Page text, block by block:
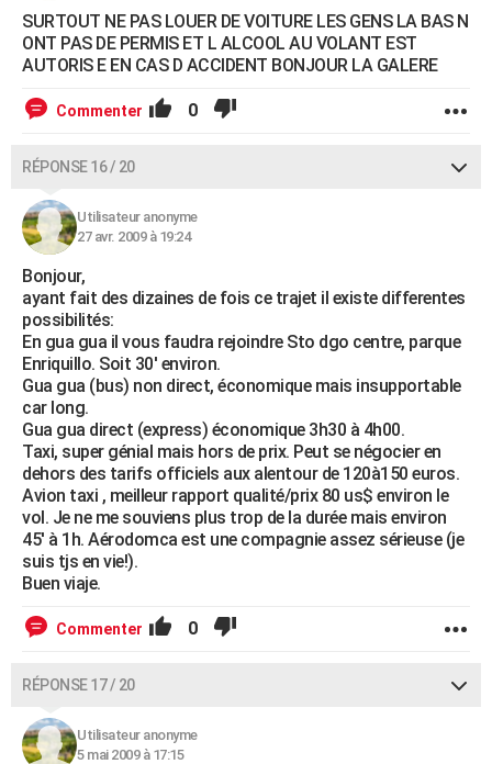
SURTOUT NE PAS LOUER DE VOITURE LES GENS LA BAS N
ONT PAS DE PERMIS ET L ALCOOL AU VOLANT EST
AUTORIS E EN CAS D ACCIDENT BONJOUR LA GALERE
Commenter 0
RÉPONSE 16 / 20
Utilisateur anonyme
27 avr. 2009 à 19:24
Bonjour,
ayant fait des dizaines de fois ce trajet il existe differentes
possibilités:
En gua gua il vous faudra rejoindre Sto dgo centre, parque
Enriquillo. Soit 30' environ.
Gua gua (bus) non direct, économique mais insupportable
car long.
Gua gua direct (express) économique 3h30 à 4h00.
Taxi, super génial mais hors de prix. Peut se négocier en
dehors des tarifs officiels aux alentour de 120à150 euros.
Avion taxi , meilleur rapport qualité/prix 80 us$ environ le
vol. Je ne me souviens plus trop de la durée mais environ
45' à 1h. Aérodomca est une compagnie assez sérieuse (je
suis tjs en vie!).
Buen viaje.
Commenter 0
RÉPONSE 17 / 20
Utilisateur anonyme
5 mai 2009 à 17:15